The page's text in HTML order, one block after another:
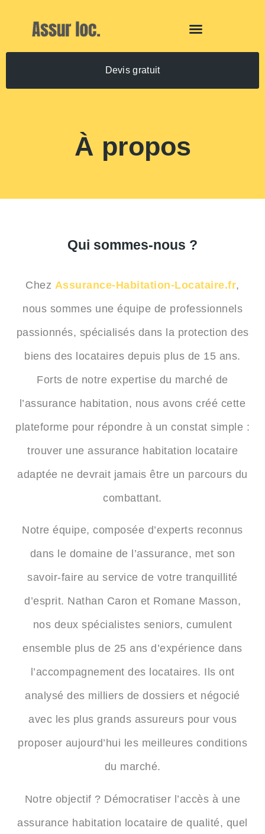
Devis gratuit
À propos
Qui sommes-nous ?
Chez Assurance-Habitation-Locataire.fr,
nous sommes une équipe de professionnels
passionnés, spécialisés dans la protection des
biens des locataires depuis plus de 15 ans.
Forts de notre expertise du marché de
l’assurance habitation, nous avons créé cette
plateforme pour répondre à un constat simple :
trouver une assurance habitation locataire
adaptée ne devrait jamais être un parcours du
combattant.
Notre équipe, composée d’experts reconnus
dans le domaine de l’assurance, met son
savoir-faire au service de votre tranquillité
d’esprit. Nathan Caron et Romane Masson,
nos deux spécialistes seniors, cumulent
ensemble plus de 25 ans d’expérience dans
l’accompagnement des locataires. Ils ont
analysé des milliers de dossiers et négocié
avec les plus grands assureurs pour vous
proposer aujourd’hui les meilleures conditions
du marché.
Notre objectif ? Démocratiser l’accès à une
assurance habitation locataire de qualité, quel